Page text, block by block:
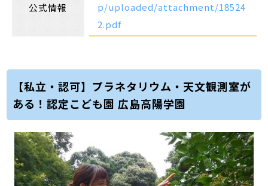
公式情報
p/uploaded/attachment/18524
2.pdf
【私立・認可】プラネタリウム・天文観測室が
ある！認定こども園 広島高陽学園